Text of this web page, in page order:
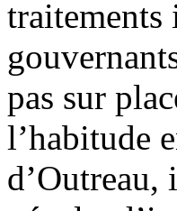
traitements
pas sur
l’habitude